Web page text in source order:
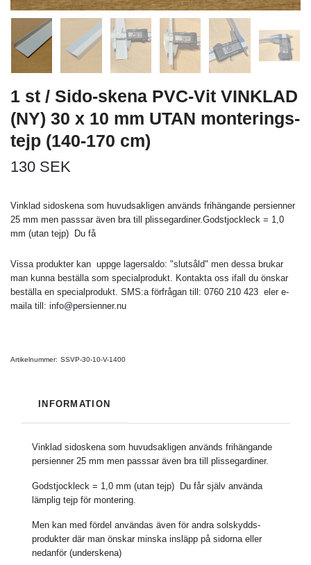
1 st / Sido-skena PVC-Vit VINKLAD
(NY) 30 x 10 mm UTAN monterings-
tejp (140-170 cm)
130 SEK
Vinklad sidoskena som huvudsakligen används frihängande persienner
25 mm men passsar även bra till plissegardiner.Godstjockleck = 1,0
mm (utan tejp) Du få
Vissa produkter kan uppge lagersaldo: "slutsåld" men dessa brukar
man kunna beställa som specialprodukt. Kontakta oss ifall du önskar
beställa en specialprodukt. SMS:a förfrågan till: 0760 210 423 eler e-
maila till: info@persienner.nu
Artikelnummer: SSVP-30-10-V-1400
INFORMATION
Vinklad sidoskena som huvudsakligen används frihängande
persienner 25 mm men passsar även bra till plissegardiner.
Godstjockleck = 1,0 mm (utan tejp) Du får själv använda
lämplig tejp för montering.
Men kan med fördel användas även för andra solskydds-
produkter där man önskar minska insläpp på sidorna eller
nedanför (underskena)